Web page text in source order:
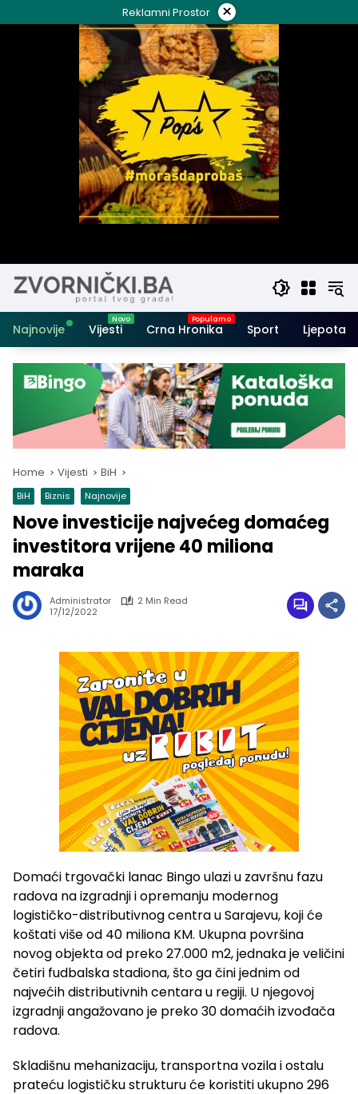
to
Reklamni Prostor ×
Najnovije Vijesti Crna Hronika Sport Ljepota i
Home Vijesti BiH
BiH Biznis Najnovije
Nove investicije najvećeg domaćeg
investitora vrijene 40 miliona
maraka
Administrator
2 Min Read
17/12/2022
Domaći trgovački lanac Bingo ulazi u završnu fazu
radova na izgradnji i opremanju modernog
logističko-distributivnog centra u Sarajevu, koji će
koštati više od 40 miliona KM. Ukupna površina
novog objekta od preko 27.000 m2, jednaka je veličini
četiri fudbalska stadiona, što ga čini jednim od
najvećih distributivnih centara u regiji. U njegovoj
izgradnji angažovano je preko 30 domaćih izvođača
radova.
Skladišnu mehanizaciju, transportna vozila i ostalu
prateću logističku strukturu će koristiti ukupno 296